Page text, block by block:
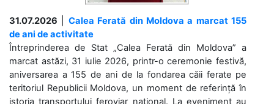
31.07.2026
Calea Ferată din Moldova a marcat 155
de ani de activitate
Întreprinderea de Stat „Calea Ferată din Moldova” a
marcat astăzi, 31 iulie 2026, printr-o ceremonie festivă,
aniversarea a 155 de ani de la fondarea căii ferate pe
teritoriul Republicii Moldova, un moment de referință în
istoria transportului feroviar național. La eveniment au